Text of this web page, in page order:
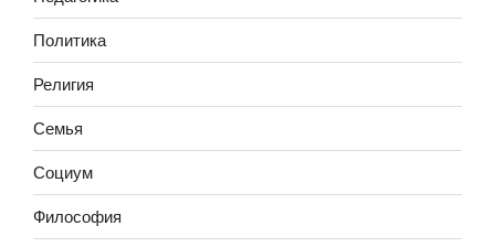
Политика
Религия
Семья
Социум
Философия